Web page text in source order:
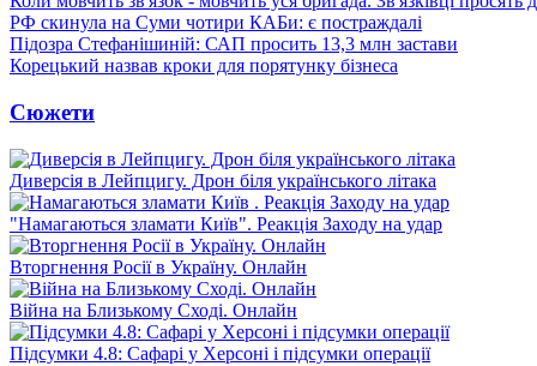
РФ скинула на Суми чотири КАБи: є постраждалі
Підозра Стефанішиній: САП просить 13,3 млн застави
Корецький назвав кроки для порятунку бізнеса
Сюжети
Диверсія в Лейпцигу. Дрон біля українського літака
"Намагаються зламати Київ". Реакція Заходу на удар
Вторгнення Росії в Україну. Онлайн
Війна на Близькому Сході. Онлайн
Підсумки 4.8: Сафарі у Херсоні і підсумки операції